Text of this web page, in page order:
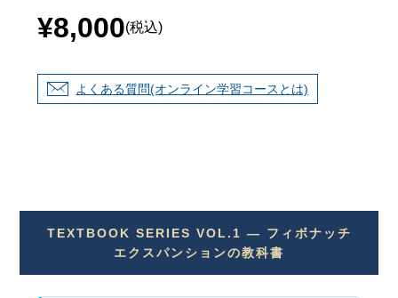
¥8,000(税込)
よくある質問(オンライン学習コースとは)
TEXTBOOK SERIES VOL.1 — フィボナッチ
エクスパンションの教科書